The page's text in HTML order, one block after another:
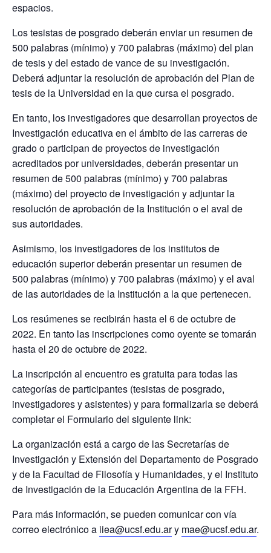
espacios.
Los tesistas de posgrado deberán enviar un resumen de
500 palabras (mínimo) y 700 palabras (máximo) del plan
de tesis y del estado de vance de su investigación.
Deberá adjuntar la resolución de aprobación del Plan de
tesis de la Universidad en la que cursa el posgrado.
En tanto, los investigadores que desarrollan proyectos de
Investigación educativa en el ámbito de las carreras de
grado o participan de proyectos de investigación
acreditados por universidades, deberán presentar un
resumen de 500 palabras (mínimo) y 700 palabras
(máximo) del proyecto de investigación y adjuntar la
resolución de aprobación de la Institución o el aval de
sus autoridades.
Asimismo, los investigadores de los institutos de
educación superior deberán presentar un resumen de
500 palabras (mínimo) y 700 palabras (máximo) y el aval
de las autoridades de la Institución a la que pertenecen.
Los resúmenes se recibirán hasta el 6 de octubre de
2022. En tanto las inscripciones como oyente se tomarán
hasta el 20 de octubre de 2022.
La inscripción al encuentro es gratuita para todas las
categorías de participantes (tesistas de posgrado,
investigadores y asistentes) y para formalizarla se deberá
completar el Formulario del siguiente link:
La organización está a cargo de las Secretarías de
Investigación y Extensión del Departamento de Posgrado
y de la Facultad de Filosofía y Humanidades, y el Instituto
de Investigación de la Educación Argentina de la FFH.
Para más información, se pueden comunicar con vía
correo electrónico a iiea@ucsf.edu.ary mae@ucsf.edu.ar.